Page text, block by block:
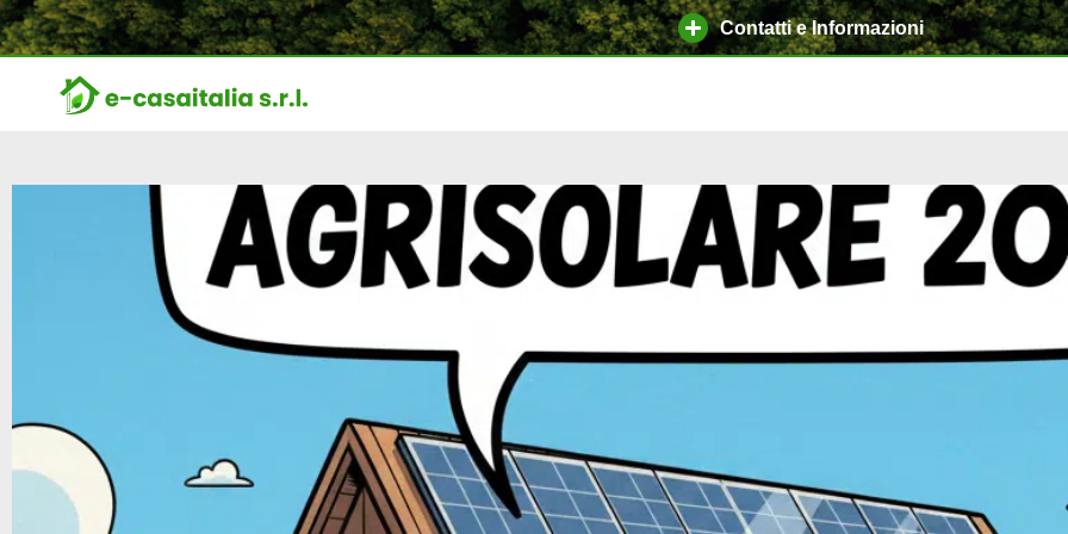
Contatti e Informazioni